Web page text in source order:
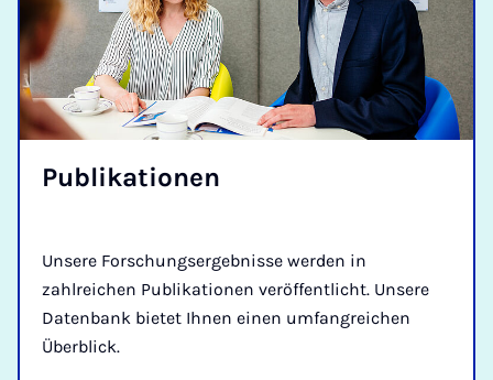
Pu­bli­ka­ti­o­nen
Unsere Forschungsergebnisse werden in
zahlreichen Publikationen veröffentlicht. Unsere
Datenbank bietet Ihnen einen umfangreichen
Überblick.